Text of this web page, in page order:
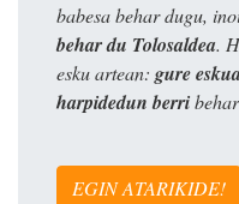
babesa behar dugu,
behar du Tolosaldea.
esku artean: gure
harpidedun berri
EGIN ATARIKIDE!